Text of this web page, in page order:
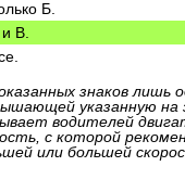
Б.
В.
знаков лишь
указанную на
водителей
с которой
или большей